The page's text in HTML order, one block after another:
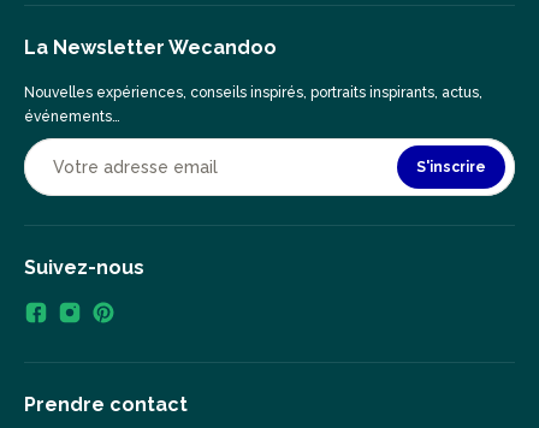
La Newsletter Wecandoo
Nouvelles expériences, conseils inspirés, portraits inspirants, actus,
événements…
S'inscrire
Suivez-nous
Prendre contact